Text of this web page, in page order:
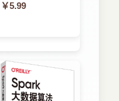
￥5.99